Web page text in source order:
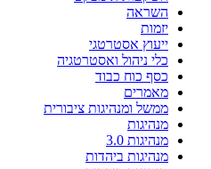
השראה
יזמות
ייעוץ אסטרטגי
כלי ניהול ואסטרטגיה
כסף כוח כבוד
מאמרים
ממשל ומנהיגות ציבורית
מנהיגות
מנהיגות 3.0
מנהיגות ביהדות